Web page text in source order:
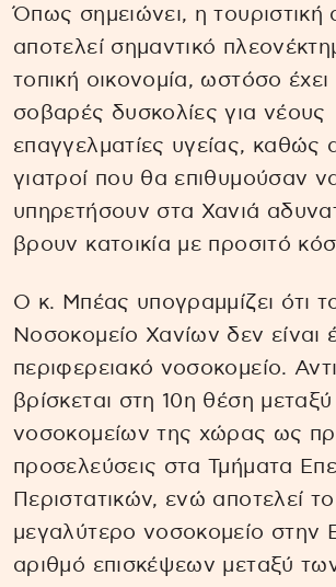
Όπως σημειώνει, η τουριστική
αποτελεί σημαντικό
τοπική οικονομία, ωστόσο έχει
σοβαρές δυσκολίες για νέους
επαγγελματίες υγείας, καθώς
γιατροί που θα επιθυμούσαν
υπηρετήσουν στα Χανιά
βρουν κατοικία με προσιτό
Ο κ. Μπέας υπογραμμίζει ότι
Νοσοκομείο Χανίων δεν είναι
περιφερειακό νοσοκομείο.
βρίσκεται στη 10η θέση
νοσοκομείων της χώρας ως
προσελεύσεις στα Τμήματα
Περιστατικών, ενώ αποτελεί
μεγαλύτερο νοσοκομείο στην
αριθμό επισκέψεων μεταξύ